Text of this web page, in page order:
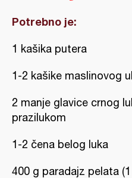
Potrebno je:
1 kašika putera
1-2 kašike maslinovog
2 manje glavice crnog
prazilukom
1-2 čena belog luka
400 g paradajz pelata